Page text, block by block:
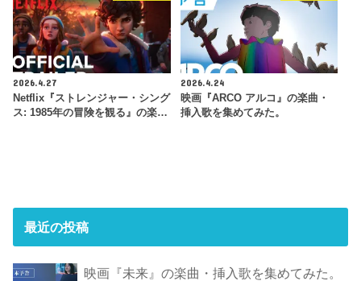
2026.4.27
Netflix『ストレンジャー・シング
ス: 1985年の冒険 を観 る』の楽…
2026.4.24
映画『ARCO アルコ』の楽曲・
挿入歌を集めてみた。
最近の投稿
映画『未来』の楽曲・挿入歌を集めてみた。